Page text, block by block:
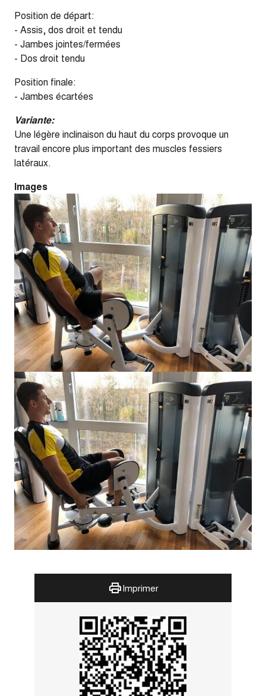
Position de départ:
- Assis, dos droit et tendu
- Jambes jointes/fermées
- Dos droit tendu
Position finale:
- Jambes écartées
Variante:
Une légère inclinaison du haut du corps provoque un
travail encore plus important des muscles fessiers
latéraux.
Images
Imprimer